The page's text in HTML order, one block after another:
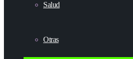
Salud
Otras